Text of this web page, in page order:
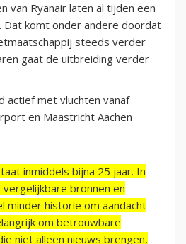
van Ryanair laten al tijden een
komt onder andere doordat
steeds verder
gaat de uitbreiding verder
actief met vluchten vanaf
en Maastricht Aachen
inmiddels bijna 25 jaar. In
bronnen en
minder historie om aandacht
om betrouwbare
niet alleen nieuws brengen,